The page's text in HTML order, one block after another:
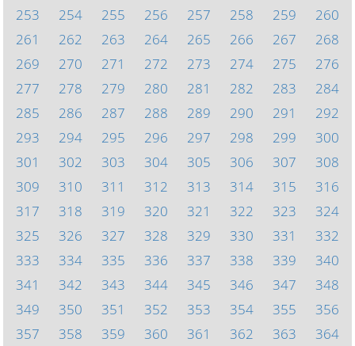
253
254 255 256 257 258 259
260
261
262 263 264 265 266 267
268
269
270 271 272 273 274 275
276
277
278 279 280 281 282 283
284
285
286 287 288 289 290 291
292
293
294 295 296 297 298 299
300
301
302 303 304 305 306 307
308
309
310 311 312 313 314 315
316
317
318 319 320 321 322 323
324
325
326 327 328 329 330 331
332
333
334 335 336 337 338 339
340
341
342 343 344 345 346 347
348
349
350 351 352 353 354 355
356
357
358 359 360 361 362 363 364